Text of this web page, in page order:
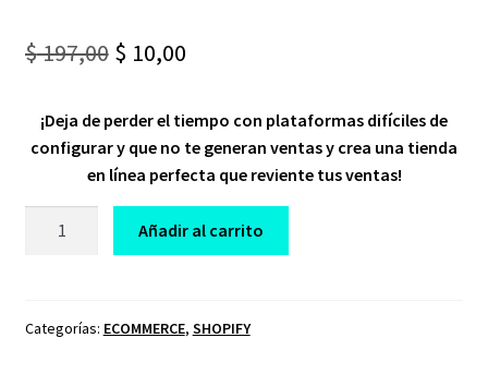
$197,00 Original
was:
$ 197,00.
$ 10,00Current
is:
$ 10,00.
¡Deja de perder el tiempo con plataformas difíciles de
configurar y que no te generan ventas y crea una tienda
en línea perfecta que reviente tus ventas!
JUAN
Añadir al carrito
Categorías: ECOMMERCE, SHOPIFY